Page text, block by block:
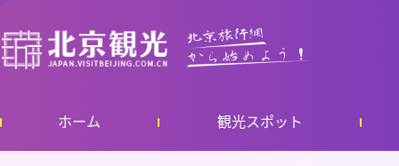
ホーム 観光スポット